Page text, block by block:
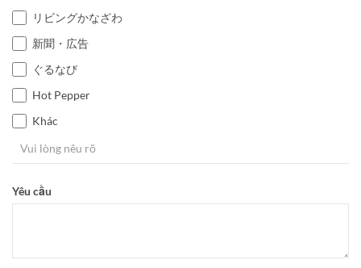
リビングかなざわ
新聞・広告
ぐるなび
Hot Pepper
Khác
Yêu cầu